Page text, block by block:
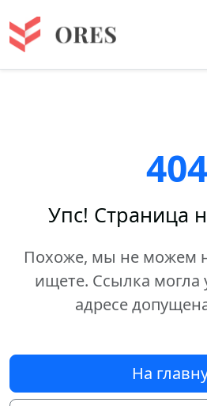
404
Упс! Страница
Похоже, мы не можем
ищете. Ссылка могла
адресе
На